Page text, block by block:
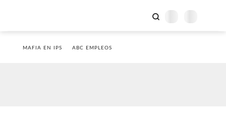
MAFIA EN IPS ABC EMPLEOS